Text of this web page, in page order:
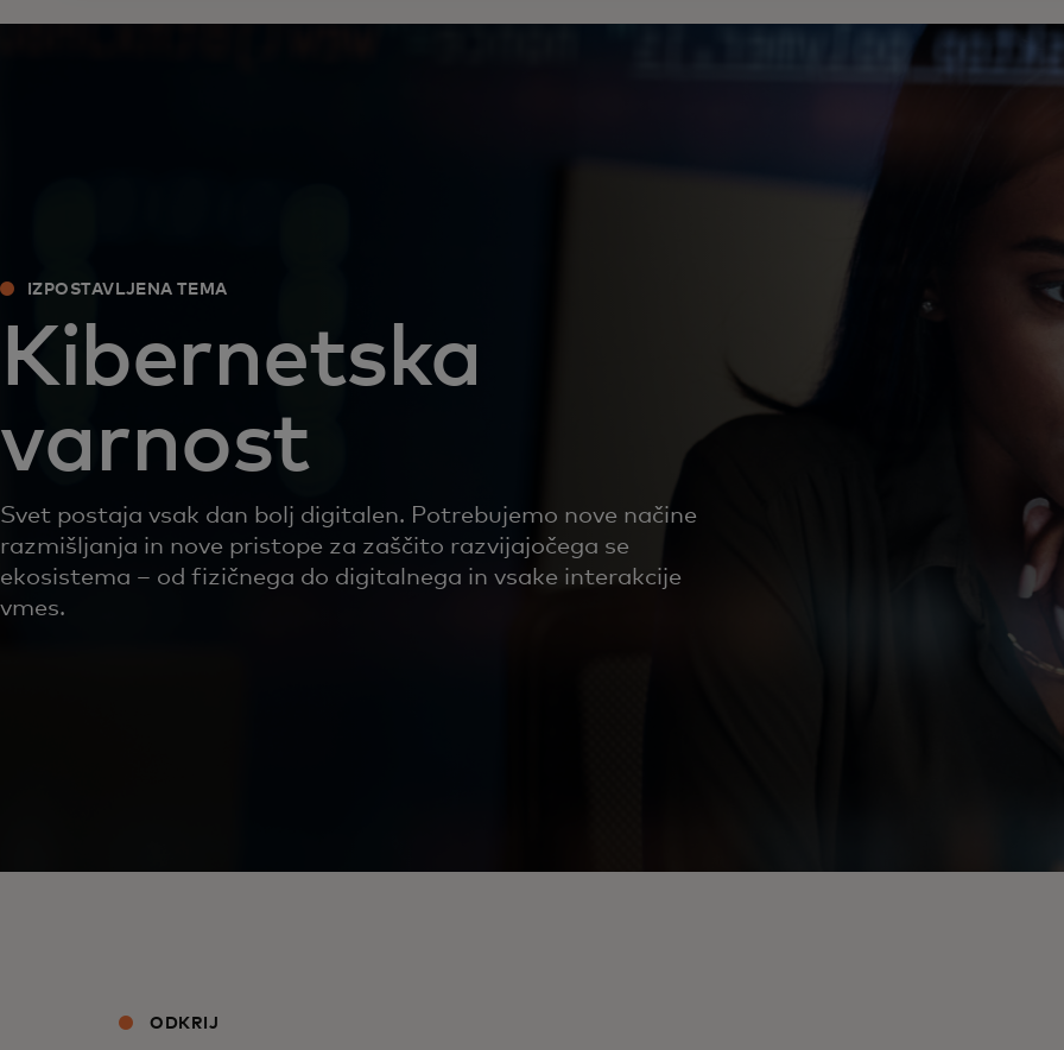
IZPOSTAVLJENA TEMA
Kibernetska
varnost
Svet postaja vsak dan bolj digitalen. Potrebujemo nove načine
razmišljanja in nove pristope za zaščito razvijajočega se
ekosistema – od fizičnega do digitalnega in vsake interakcije
vmes.
ODKRIJ